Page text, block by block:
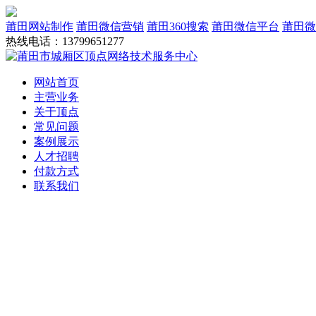
莆田网站制作 莆田微信营销 莆田360搜索 莆田微信平台 莆田
热线电话：13799651277
网站首页
主营业务
关于顶点
常见问题
案例展示
人才招聘
付款方式
联系我们